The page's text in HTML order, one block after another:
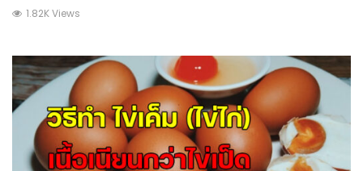
1.82K Views